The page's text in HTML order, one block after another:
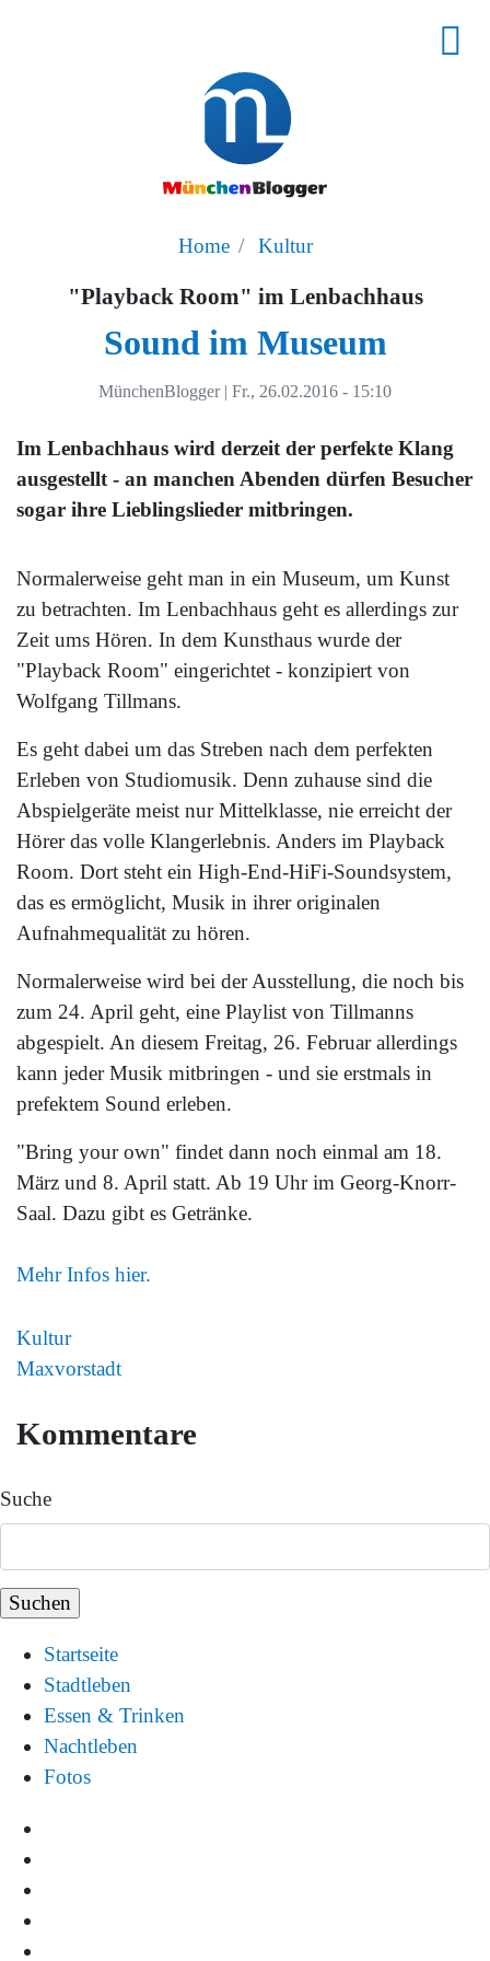
Home Kultur
"Playback Room" im Lenbachhaus
Sound im Museum
MünchenBlogger | Fr., 26.02.2016 - 15:10
Im Lenbachhaus wird derzeit der perfekte Klang
ausgestellt - an manchen Abenden dürfen Besucher
sogar ihre Lieblingslieder mitbringen.
Normalerweise geht man in ein Museum, um Kunst
zu betrachten. Im Lenbachhaus geht es allerdings zur
Zeit ums Hören. In dem Kunsthaus wurde der
"Playback Room" eingerichtet - konzipiert von
Wolfgang Tillmans.
Es geht dabei um das Streben nach dem perfekten
Erleben von Studiomusik. Denn zuhause sind die
Abspielgeräte meist nur Mittelklasse, nie erreicht der
Hörer das volle Klangerlebnis. Anders im Playback
Room. Dort steht ein High-End-HiFi-Soundsystem,
das es ermöglicht, Musik in ihrer originalen
Aufnahmequalität zu hören.
Normalerweise wird bei der Ausstellung, die noch bis
zum 24. April geht, eine Playlist von Tillmanns
abgespielt. An diesem Freitag, 26. Februar allerdings
kann jeder Musik mitbringen - und sie erstmals in
prefektem Sound erleben.
"Bring your own" findet dann noch einmal am 18.
März und 8. April statt. Ab 19 Uhr im Georg-Knorr-
Saal. Dazu gibt es Getränke.
Mehr Infos hier.
Kultur
Maxvorstadt
Kommentare
Suche
Startseite
Stadtleben
Essen & Trinken
Nachtleben
Fotos